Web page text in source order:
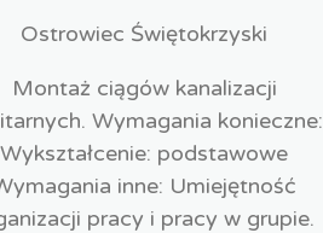
Ostrowiec Świętokrzyski
Montaż ciągów kanalizacji
Wymagania konieczne:
Wykształcenie: podstawowe
inne: Umiejętność
pracy i pracy w grupie.